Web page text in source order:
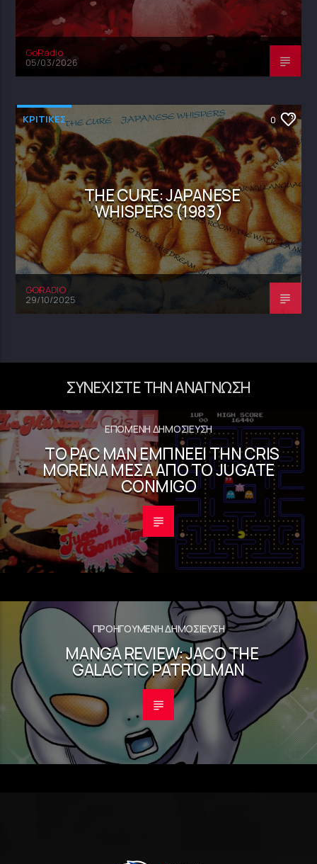
GoRadio
05/03/2026
ΚΡΙΤΙΚΕΣ 0
THE CURE: JAPANESE
WHISPERS (1983)
GORADIO
29/10/2025
ΣΥΝΕΧΊΣΤΕ ΤΗΝ ΑΝΆΓΝΩΣΗ
ΕΠΌΜΕΝΗ ΔΗΜΟΣΊΕΥΣΗ
ΤΟ PAC MAN ΕΜΠΝΈΕΙ ΤΗΝ CRIS
MORENA ΜΈΣΑ ΑΠΌ ΤΟ JUGATE
CONMIGO
ΠΡΟΗΓΟΎΜΕΝΗ ΔΗΜΟΣΊΕΥΣΗ
MANGA REVIEW: JACO THE
GALACTIC PATROLMAN